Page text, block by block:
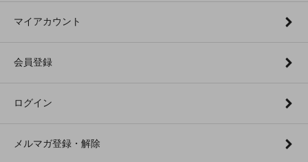
マイアカウント
会員登録
ログイン
メルマガ登録・解除